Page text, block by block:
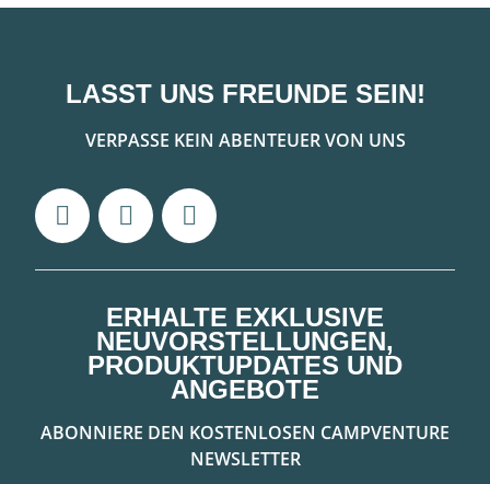
LASST UNS FREUNDE SEIN!
VERPASSE KEIN ABENTEUER VON UNS
ERHALTE EXKLUSIVE
NEUVORSTELLUNGEN,
PRODUKTUPDATES UND
ANGEBOTE
ABONNIERE DEN KOSTENLOSEN CAMPVENTURE
NEWSLETTER